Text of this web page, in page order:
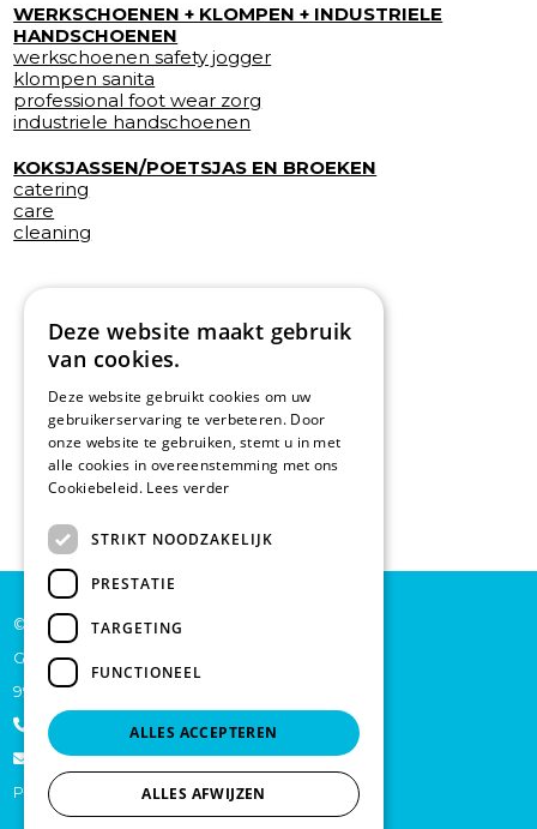
WERKSCHOENEN + KLOMPEN + INDUSTRIELE
HANDSCHOENEN
werkschoenen safety jogger
klompen sanita
professional foot wear zorg
industriele handschoenen
KOKSJASSEN/POETSJAS EN BROEKEN
catering
care
cleaning
© De Backer CP bv
Grote Baan 45
9920 Lievegem
+32 473 70 46 27
info@schoonmaakproductenonline.be
Privacy
Deze website maakt gebruik
van cookies.
Deze website gebruikt cookies om uw
gebruikerservaring te verbeteren. Door
onze website te gebruiken, stemt u in met
alle cookies in overeenstemming met ons
Cookiebeleid. Lees verder
STRIKT NOODZAKELIJK
PRESTATIE
TARGETING
FUNCTIONEEL
ALLES ACCEPTEREN
ALLES AFWIJZEN